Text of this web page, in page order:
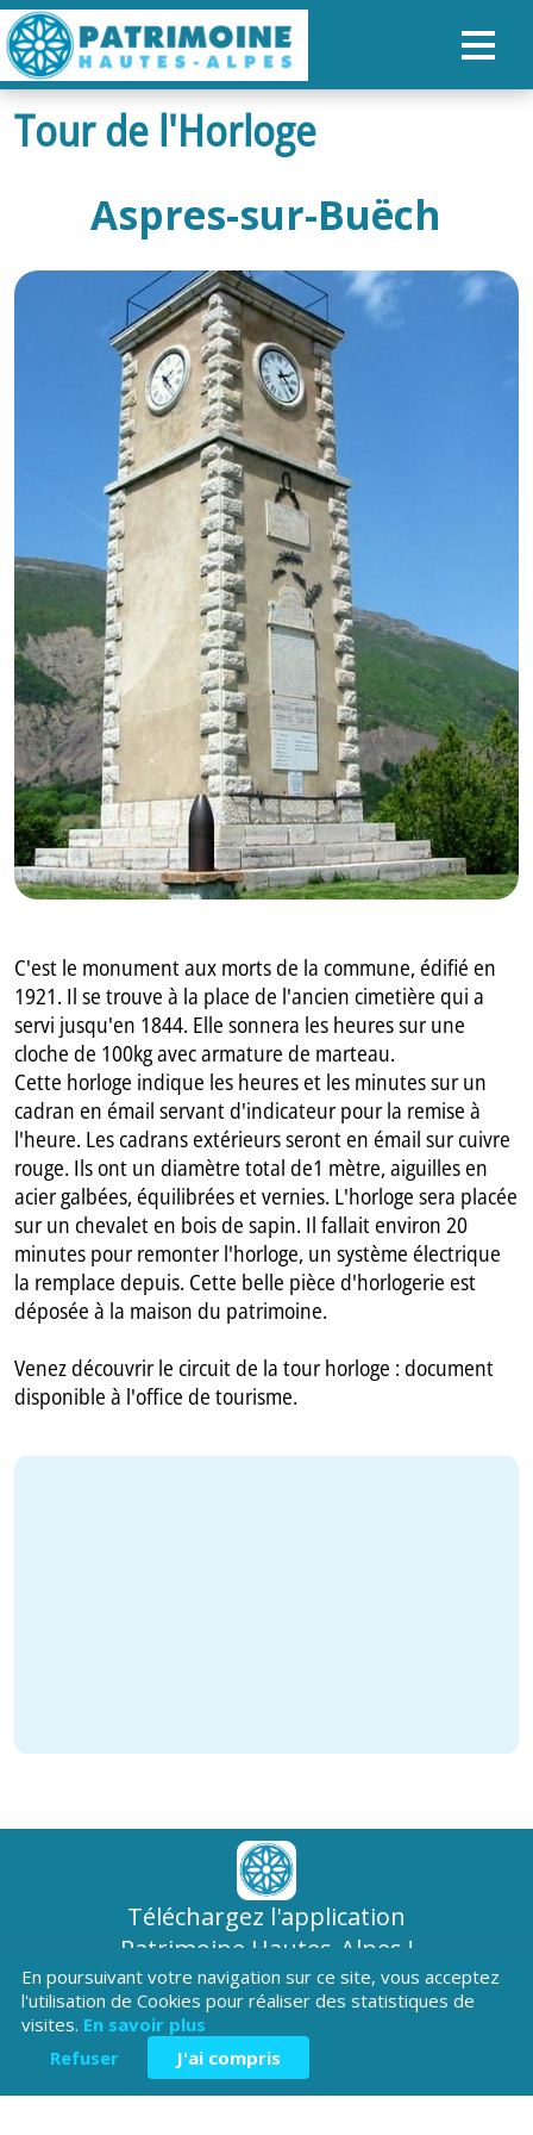
ACCUEIL
NOS PARCOURS
PATRIMOINE
RANDONNÉES
ORGANISER SON SÉJOUR
RECHERCHER
GB
Tour de l'Horloge
Aspres-sur-Buëch
C'est le monument aux morts de la commune, édifié en
1921. Il se trouve à la place de l'ancien cimetière qui a
servi jusqu'en 1844. Elle sonnera les heures sur une
cloche de 100kg avec armature de marteau.
Cette horloge indique les heures et les minutes sur un
cadran en émail servant d'indicateur pour la remise à
l'heure. Les cadrans extérieurs seront en émail sur cuivre
rouge. Ils ont un diamètre total de1 mètre, aiguilles en
acier galbées, équilibrées et vernies. L'horloge sera placée
sur un chevalet en bois de sapin. Il fallait environ 20
minutes pour remonter l'horloge, un système électrique
la remplace depuis. Cette belle pièce d'horlogerie est
déposée à la maison du patrimoine.
Venez découvrir le circuit de la tour horloge : document
disponible à l'office de tourisme.
Téléchargez l'application
Patrimoine Hautes-Alpes !
En poursuivant votre navigation sur ce site, vous acceptez
l'utilisation de Cookies pour réaliser des statistiques de
visites. En savoir plus
Refuser
J'ai compris